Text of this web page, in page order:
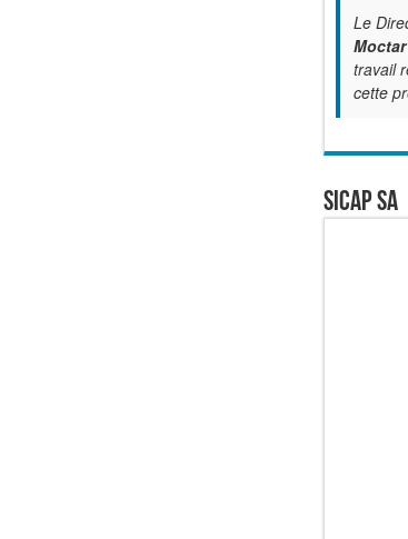
Le
Moctar
travail
cette
SICAP SA